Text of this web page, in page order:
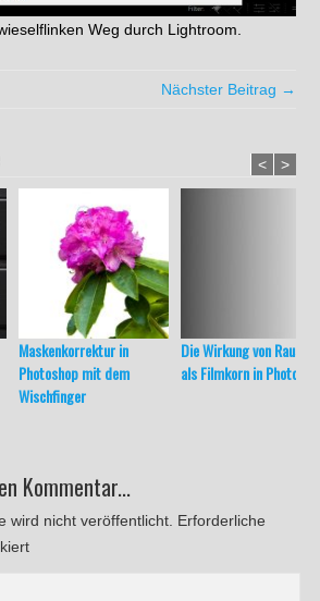
Weg durch Lightroom.
Nächster Beitrag →
Maskenkorrektur in
Photoshop mit dem
Wischfinger
Die Wirkung von
als Filmkorn in
< >
Kommentar...
wird nicht veröffentlicht. Erforderliche